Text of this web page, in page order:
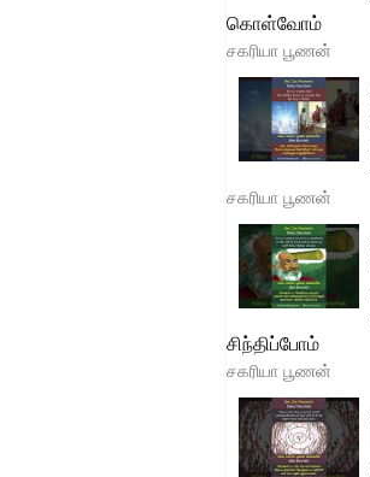
கொள்வோம்
சகரியா பூணன்
சகரியா பூணன்
சிந்திப்போம்
சகரியா பூணன்